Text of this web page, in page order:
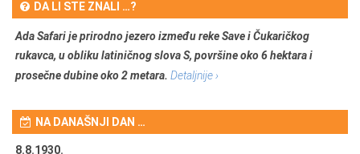
DA LI STE ZNALI …?
Ada Safari je prirodno jezero između reke Save i Čukaričkog
rukavca, u obliku latiničnog slova S, površine oko 6 hektara i
prosečne dubine oko 2 metara. Detaljnije ›
NA DANAŠNJI DAN …
8.8.1930.